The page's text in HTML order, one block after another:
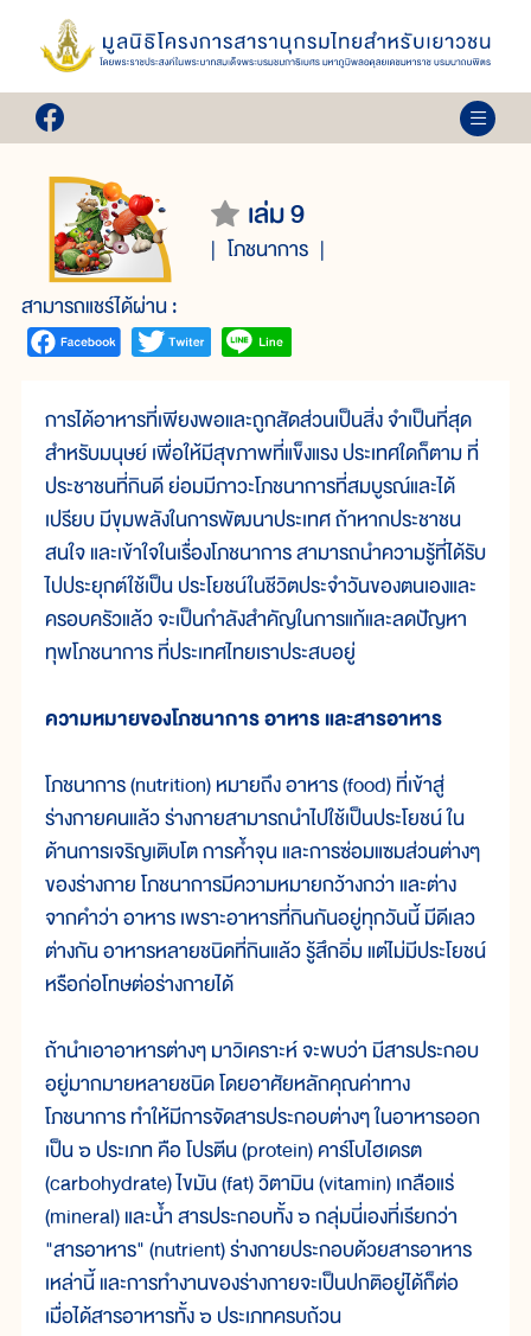
เล่ม 9
โภชนาการ
สามารถแชร์ได้ผ่าน :
การได้อาหารที่เพียงพอและถูกสัดส่วนเป็นสิ่ง จำเป็นที่สุด
สำหรับมนุษย์ เพื่อให้มีสุขภาพที่แข็งแรง ประเทศใดก็ตาม ที่
ประชาชนที่กินดี ย่อมมีภาวะโภชนาการที่สมบูรณ์และได้
เปรียบ มีขุมพลังในการพัฒนาประเทศ ถ้าหากประชาชน
สนใจ และเข้าใจในเรื่องโภชนาการ สามารถนำความรู้ที่ได้รับ
ไปประยุกต์ใช้เป็น ประโยชน์ในชีวิตประจำวันของตนเองและ
ครอบครัวแล้ว จะเป็นกำลังสำคัญในการแก้และลดปัญหา
ทุพโภชนาการ ที่ประเทศไทยเราประสบอยู่
ความหมายของโภชนาการ อาหาร และสารอาหาร
โภชนาการ (nutrition) หมายถึง อาหาร (food) ที่เข้าสู่
ร่างกายคนแล้ว ร่างกายสามารถนำไปใช้เป็นประโยชน์ ใน
ด้านการเจริญเติบโต การค้ำจุน และการซ่อมแซมส่วนต่างๆ
ของร่างกาย โภชนาการมีความหมายกว้างกว่า และต่าง
จากคำว่า อาหาร เพราะอาหารที่กินกันอยู่ทุกวันนี้ มีดีเลว
ต่างกัน อาหารหลายชนิดที่กินแล้ว รู้สึกอิ่ม แต่ไม่มีประโยชน์
หรือก่อโทษต่อร่างกายได้
ถ้านำเอาอาหารต่างๆ มาวิเคราะห์ จะพบว่า มีสารประกอบ
อยู่มากมายหลายชนิด โดยอาศัยหลักคุณค่าทาง
โภชนาการ ทำให้มีการจัดสารประกอบต่างๆ ในอาหารออก
เป็น ๖ ประเภท คือ โปรตีน (protein) คาร์โบไฮเดรต
(carbohydrate) ไขมัน (fat) วิตามิน (vitamin) เกลือแร่
(mineral) และน้ำ สารประกอบทั้ง ๖ กลุ่มนี่เองที่เรียกว่า
"สารอาหาร" (nutrient) ร่างกายประกอบด้วยสารอาหาร
เหล่านี้ และการทำงานของร่างกายจะเป็นปกติอยู่ได้ก็ต่อ
เมื่อได้สารอาหารทั้ง ๖ ประเภทครบถ้วน